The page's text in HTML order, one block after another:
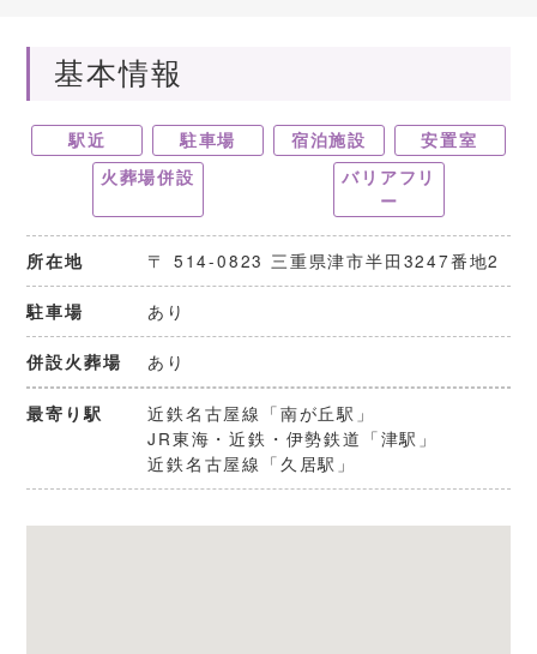
基本情報
駅近 駐車場 宿泊施設
安置室
火葬場併設
バリアフリ
ー
所在地 〒 514-0823 三重県津市半田3247番地2
駐車場 あり
併設火葬場 あり
最寄り駅
近鉄名古屋線「南が丘駅」
JR東海・近鉄・伊勢鉄道「津駅」
近鉄名古屋線「久居駅」